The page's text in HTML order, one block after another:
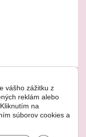
133cm
vášho zážitku z
reklám alebo
na
súborov cookies a